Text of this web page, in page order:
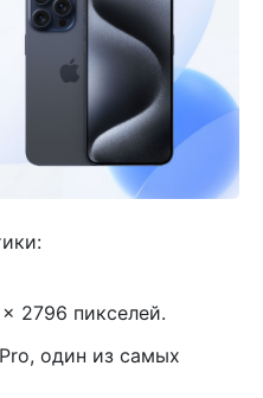
x 2796 пикселей.
один из самых